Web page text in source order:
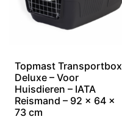
Topmast Transportbox
Deluxe – Voor
Huisdieren – IATA
Reismand – 92 x 64 x
73 cm